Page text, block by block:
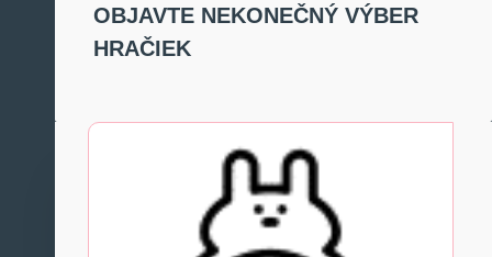
OBJAVTE NEKONEČNÝ VÝBER
HRAČIEK